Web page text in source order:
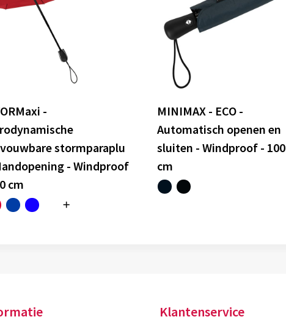
-
stormparaplu
- Windproof
cm
MINIMAX - ECO -
Automatisch openen en
sluiten - Windproof - 100
cm
Klantenservice